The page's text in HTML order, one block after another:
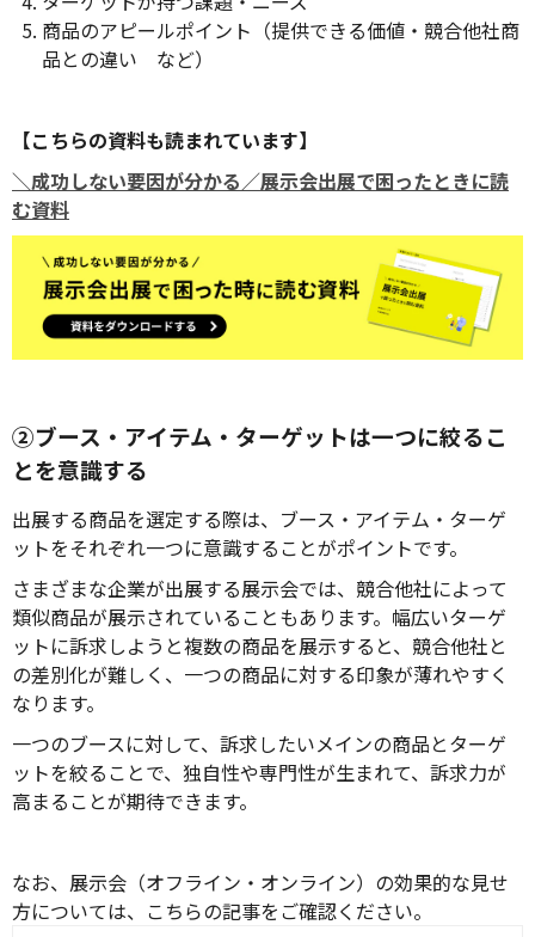
商品のアピールポイント（提供できる価値・競合他社商
品との違い など）
【こちらの資料も読まれています】
＼成功しない要因が分かる／展示会出展で困ったときに読
む資料
②ブース・アイテム・ターゲットは一つに絞るこ
とを意識する
出展する商品を選定する際は、ブース・アイテム・ターゲ
ットをそれぞれ一つに意識することがポイントです。
さまざまな企業が出展する展示会では、競合他社によって
類似商品が展示されていることもあります。幅広いターゲ
ットに訴求しようと複数の商品を展示すると、競合他社と
の差別化が難しく、一つの商品に対する印象が薄れやすく
なります。
一つのブースに対して、訴求したいメインの商品とターゲ
ットを絞ることで、独自性や専門性が生まれて、訴求力が
高まることが期待できます。
なお、展示会（オフライン・オンライン）の効果的な見せ
方については、こちらの記事をご確認ください。